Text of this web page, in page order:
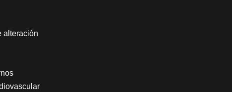
alteración